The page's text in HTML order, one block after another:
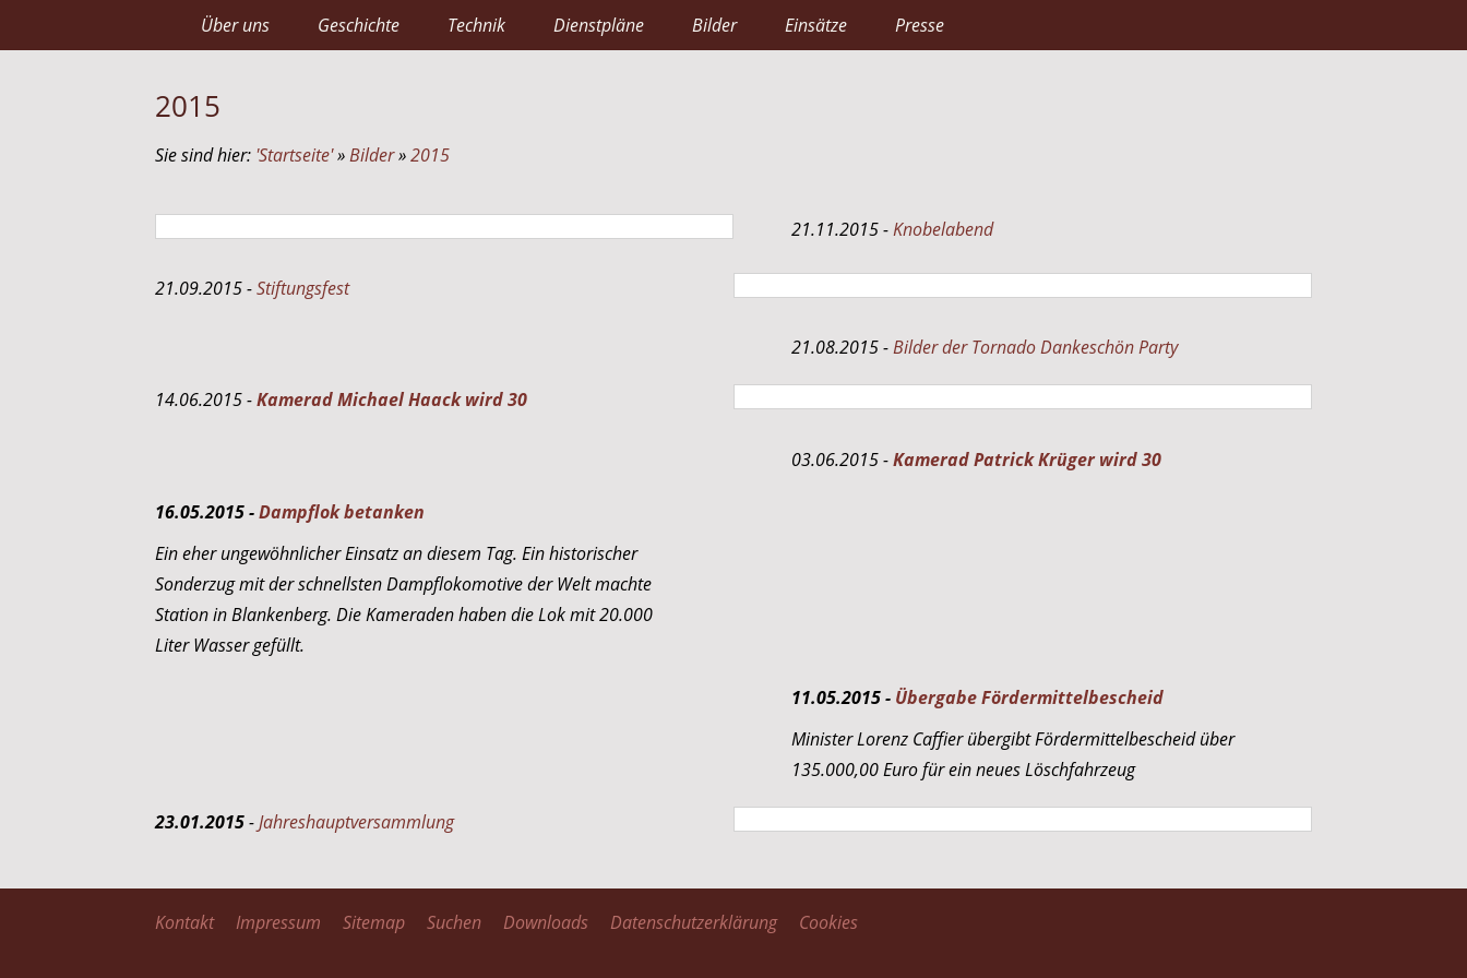
Über uns Geschichte Technik Dienstpläne Bilder Einsätze Presse
2015
Sie sind hier: 'Startseite'»Bilder»2015
21.11.2015 -Knobelabend
21.09.2015 -Stiftungsfest
21.08.2015 -Bilder der Tornado Dankeschön Party
14.06.2015 -Kamerad Michael Haack wird 30
03.06.2015 -Kamerad Patrick Krüger wird 30
16.05.2015 -Dampflok betanken
Ein eher ungewöhnlicher Einsatz an diesem Tag. Ein historischer
Sonderzug mit der schnellsten Dampflokomotive der Welt machte
Station in Blankenberg. Die Kameraden haben die Lok mit 20.000
Liter Wasser gefüllt.
11.05.2015 - Übergabe Fördermittelbescheid
Minister Lorenz Caffier übergibt Fördermittelbescheid über
135.000,00 Euro für ein neues Löschfahrzeug
23.01.2015-Jahreshauptversammlung
Kontakt Impressum Sitemap Suchen Downloads Datenschutzerklärung Cookies